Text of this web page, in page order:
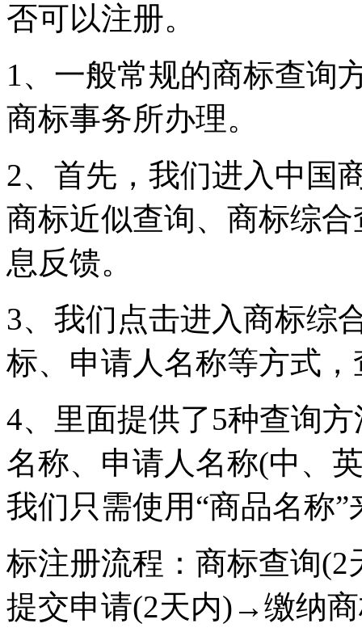
否可以注册。
1、一般常规的商标查询
商标事务所办理。
2、首先，我们进入中国
商标近似查询、商标综
息反馈。
3、我们点击进入商标综
标、申请人名称等方式
4、里面提供了5种查询
名称、申请人名称(中、
我们只需使用“商品名称”
标注册流程：商标查询
提交申请(2天内)→缴纳